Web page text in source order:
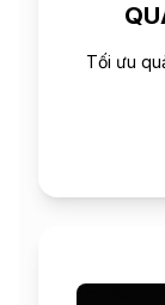
Tối ưu